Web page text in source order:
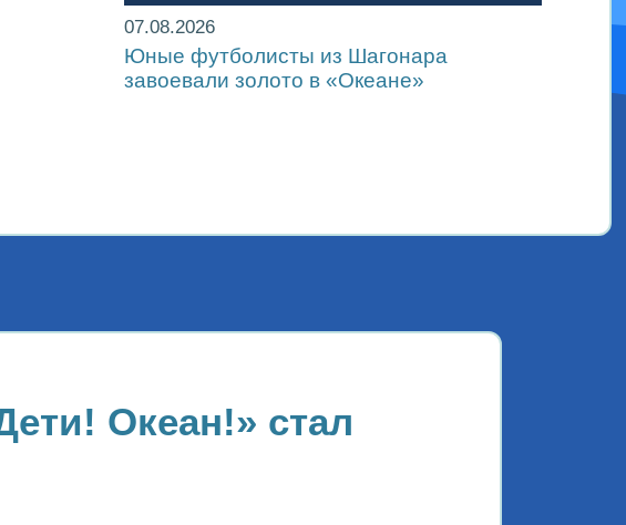
07.08.2026
Юные футболисты из Шагонара
завоевали золото в «Океане»
Океан!» стал